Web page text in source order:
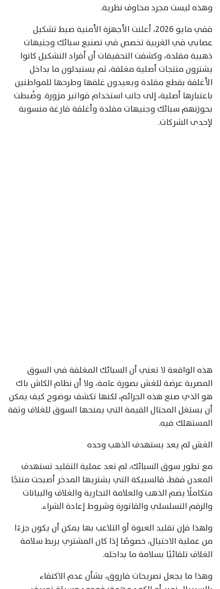
وهذه ليست مجرد مخاوف نظرية.
ففي مايو 2026، أعلنت الأجهزة الأمنية ضبط تشكيل
عصابي في الغربية تخصص في تصنيع سبائك وجنيهات
ذهبية مقلدة، وكشفت التحقيقات أن أفراد التشكيل كانوا
يشترون منتجات أصلية مغلفة، ثم يستبدلون ما بداخل
الأغلفة بقطع مقلدة ويعيدون غلقها وطرحها للمواطنين
باعتبارها أصلية، إلى جانب استخدام فواتير مزورة. وضُبطت
بحوزتهم سبائك وجنيهات مقلدة وأغلفة فارغة منسوبة
لإحدى الشركات.
هذه الواقعة لا تعني أن السبائك المغلفة في السوق
المصرية عرضة للغش بصورة عامة، ولا أن نظام الكاش باك
هو الذي صنع هذه الجرائم، لكنها تكشف بوضوح كيف يمكن
أن يستغل المحتال القيمة التي يمنحها السوق للغلاف وثقة
المستهلك فيه.
الغش لم يعد يستهدف الذهب وحده
مع تطور سوق السبائك، لم تعد عملية التقليد تستهدف
المعدن فقط، فالسبيكة التي يشتريها المدخر أصبحت منتجًا
متكاملًا يضم الذهب والعلامة التجارية والغلاف والبيانات
والرقم التسلسلي والفاتورة وشروط إعادة الشراء.
ولهذا فإن تقليد العبوة أو التلاعب بها يمكن أن يكون جزءًا
من عملية الاحتيال، خصوصًا إذا كان المشتري يربط سلامة
الغلاف تلقائيًا بسلامة ما بداخله.
وهذا ما يجعل تصريحات فاروق، بشأن عدم الاكتفاء